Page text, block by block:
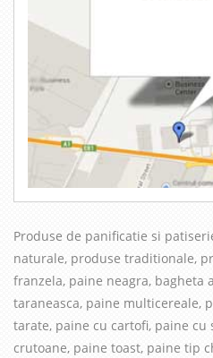
Produse de panificatie si
naturale, produse traditionale,
franzela, paine neagra, bagheta
taraneasca, paine multicereale,
tarate, paine cu cartofi, paine cu
crutoane, paine toast, paine tip